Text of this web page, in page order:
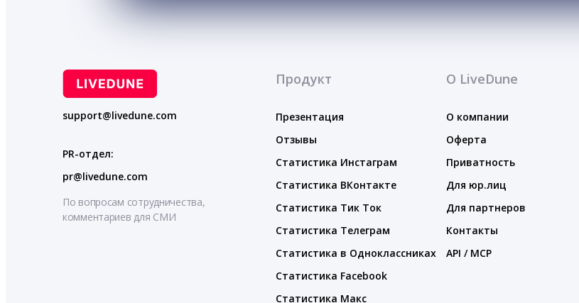
support@livedune.com
PR-отдел:
pr@livedune.com
По вопросам сотрудничества,
комментариев для СМИ
Продукт
Презентация
Отзывы
Статистика Инстаграм
Статистика ВКонтакте
Статистика Тик Ток
Статистика Телеграм
Статистика в Одноклассниках
Статистика Facebook
Статистика Макс
О LiveDune
О компании
Оферта
Приватность
Для юр.лиц
Для партнеров
Контакты
API / MCP